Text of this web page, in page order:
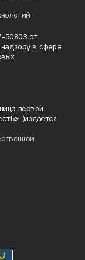
50803 от
в сфере
первой
(издается